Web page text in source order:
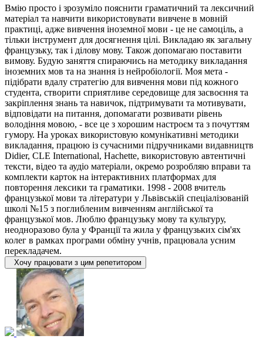
Вмію просто і зрозуміло пояснити граматичний та лексичний
матеріал та навчити використовувати вивчене в мовній
практиці, адже вивчення іноземної мови - це не самоціль, а
тільки інструмент для досягнення цілі. Викладаю як загальну
французьку, так і ділову мову. Також допомагаю поставити
вимову. Будую заняття спираючись на методику викладання
іноземних мов та на знання із нейробіології. Моя мета -
підібрати вдалу стратегію для вивчення мови під кожного
студента, створити сприятливе середовище для засвоєння та
закріплення знань та навичок, підтримувати та мотивувати,
відповідати на питання, допомагати розвивати рівень
володіння мовою, - все це з хорошим настроєм та з почуттям
гумору. На уроках використовую комунікативні методики
викладання, працюю із сучасними підручниками видавництв
Didier, CLE International, Hachette, використовую автентичні
тексти, відео та аудіо матеріали, окремо розробляю вправи та
комплекти карток на інтерактивних платформах для
повторення лексики та граматики. 1998 - 2008 вчитель
французької мови та літератури у Львівській спеціалізованій
школі №15 з поглибленим вивченням англійської та
французької мов. Люблю французьку мову та культуру,
неодноразово була у Франції та жила у французьких сім'ях
колег в рамках програми обміну учнів, працювала усним
перекладачем.
Хочу працювати з цим репетитором